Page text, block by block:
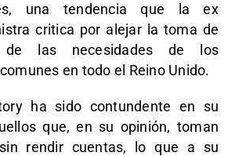
una tendencia que la ex
critica por alejar la toma de
de las necesidades de los
en todo el Reino Unido.
ha sido contundente en su
que, en su opinión, toman
rendir cuentas, lo que a su